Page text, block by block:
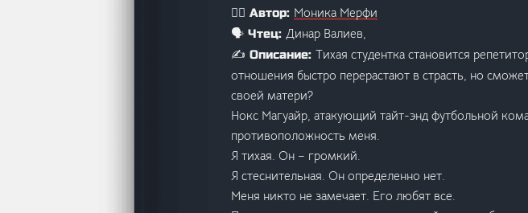
🙋‍♂️ Автор: Моника Мерфи
🗣️ Чтец: Динар Валиев,
✍️ Описание: Тихая студентка становится
отношения быстро перерастают в страсть, но
своей матери?
Нокс Магуайр, атакующий тайт-энд футбольной
противоположность меня.
Я тихая. Он – громкий.
Я стеснительная. Он определенно нет.
Меня никто не замечает. Его любят все.